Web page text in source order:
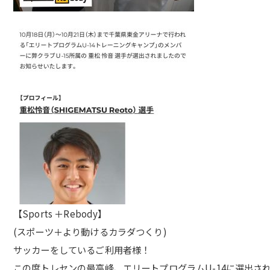
【Sports ＋Rebody】
(スポーツ＋より動けるカラダつくり)
サッカーをしているご利用者様！